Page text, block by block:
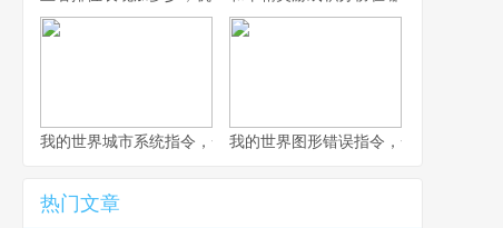
我的世界城市系统指令，一座虚拟城市的诞生与成长副标题
我的世界图形错误指令，一场意料之外
热门文章